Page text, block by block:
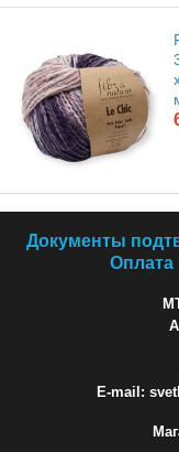
Документы
Оплата|
E-mail: